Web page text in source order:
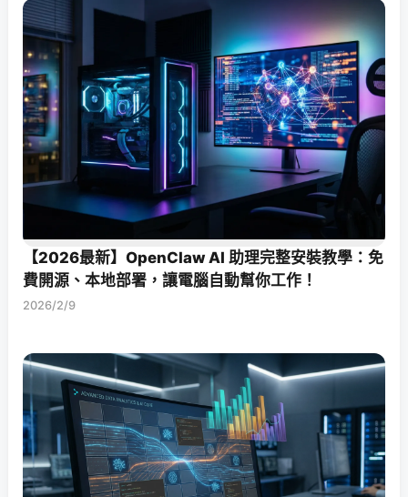
【2026最新】OpenClaw AI 助理完整安裝教學：免
費開源、本地部署，讓電腦自動幫你工作！
2026/2/9